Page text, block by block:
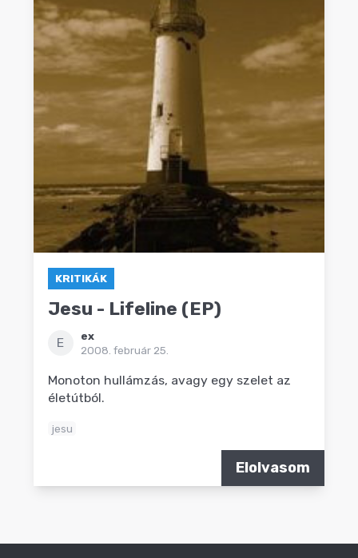
KRITIKÁK
Jesu - Lifeline (EP)
E
ex
2008. február 25.
Monoton hullámzás, avagy egy szelet az
életútból.
jesu
Elolvasom